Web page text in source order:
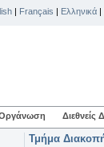
| Français | Ελληνικά |
Οργάνωση Διεθνείς
Τμήμα